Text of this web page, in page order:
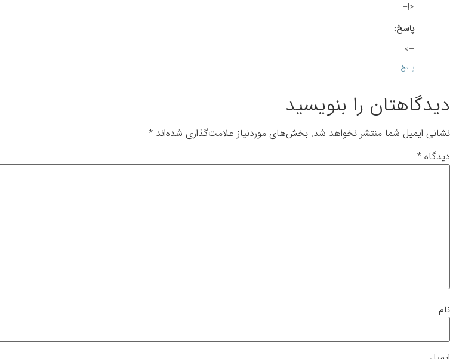
<!–
پاسخ:
–>
پاسخ
دیدگاهتان را بنویسید
نشانی ایمیل شما منتشر نخواهد شد. بخش‌های موردنیاز علامت‌گذاری شده‌اند *
دیدگاه *
نام